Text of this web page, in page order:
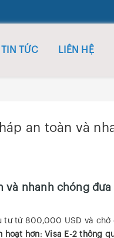
TIN TỨC LIÊN HỆ
an toàn và
và nhanh chóng
tư từ 800,000 USD và chờ
hoạt hơn: Visa E-2 thông